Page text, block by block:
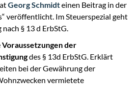
Georg Schmidteinen Beitrag in der
veröffentlicht. Im Steuerspezial geht
§ 13 d ErbStG.
Voraussetzungen der
des § 13d ErbStG. Erklärt
bei der Gewährung der
vermietete